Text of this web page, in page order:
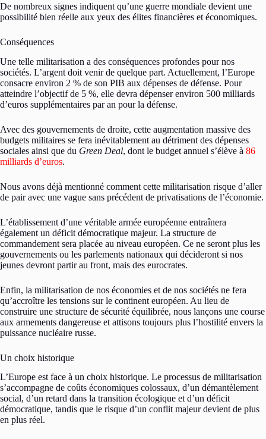
De nombreux signes indiquent qu’une guerre mondiale devient une
possibilité bien réelle aux yeux des élites financières et économiques.
Conséquences
Une telle militarisation a des conséquences profondes pour nos
sociétés. L’argent doit venir de quelque part. Actuellement, l’Europe
consacre environ 2 % de son PIB aux dépenses de défense. Pour
atteindre l’objectif de 5 %, elle devra dépenser environ 500 milliards
d’euros supplémentaires par an pour la défense.
Avec des gouvernements de droite, cette augmentation massive des
budgets militaires se fera inévitablement au détriment des dépenses
sociales ainsi que du Green Deal, dont le budget annuel s’élève à 86
milliards d’euros.
Nous avons déjà mentionné comment cette militarisation risque d’aller
de pair avec une vague sans précédent de privatisations de l’économie.
L’établissement d’une véritable armée européenne entraînera
également un déficit démocratique majeur. La structure de
commandement sera placée au niveau européen. Ce ne seront plus les
gouvernements ou les parlements nationaux qui décideront si nos
jeunes devront partir au front, mais des eurocrates.
Enfin, la militarisation de nos économies et de nos sociétés ne fera
qu’accroître les tensions sur le continent européen. Au lieu de
construire une structure de sécurité équilibrée, nous lançons une course
aux armements dangereuse et attisons toujours plus l’hostilité envers la
puissance nucléaire russe.
Un choix historique
L’Europe est face à un choix historique. Le processus de militarisation
s’accompagne de coûts économiques colossaux, d’un démantèlement
social, d’un retard dans la transition écologique et d’un déficit
démocratique, tandis que le risque d’un conflit majeur devient de plus
en plus réel.